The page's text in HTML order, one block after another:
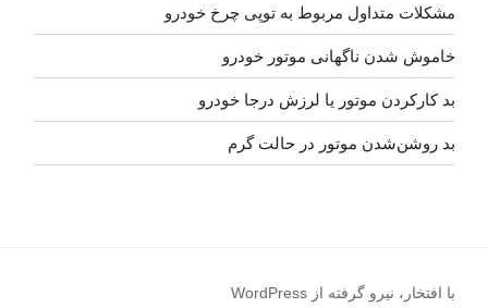
مشکلات متداول مربوط به توپی چرخ خودرو
خاموش شدن ناگهانی موتور خودرو
بد کارکردن موتور یا لرزش درجا خودرو
بد روشن‌شدن موتور در حالت گرم
با افتخار، نیرو گرفته از WordPress